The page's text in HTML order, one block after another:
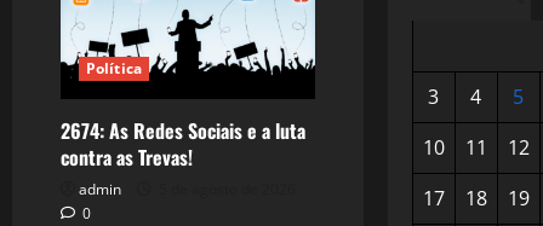
Política
2674: As Redes Sociais e a luta
contra as Trevas!
admin
0
3 4
5
10
11
12
17
18
19